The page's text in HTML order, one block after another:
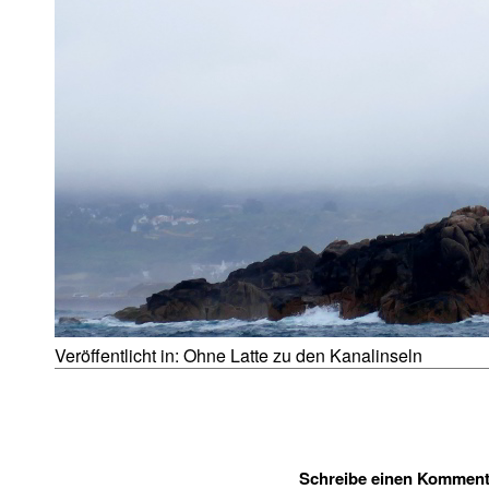
Veröffentlicht in: Ohne Latte zu den Kanalinseln
Schreibe einen